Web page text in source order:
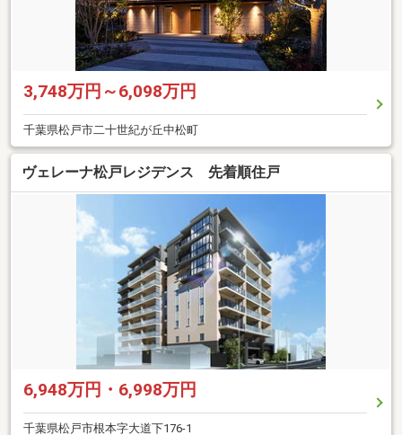
3,748万円～6,098万円
千葉県松戸市二十世紀が丘中松町
ヴェレーナ松戸レジデンス 先着順住戸
6,948万円・6,998万円
千葉県松戸市根本字大道下176-1